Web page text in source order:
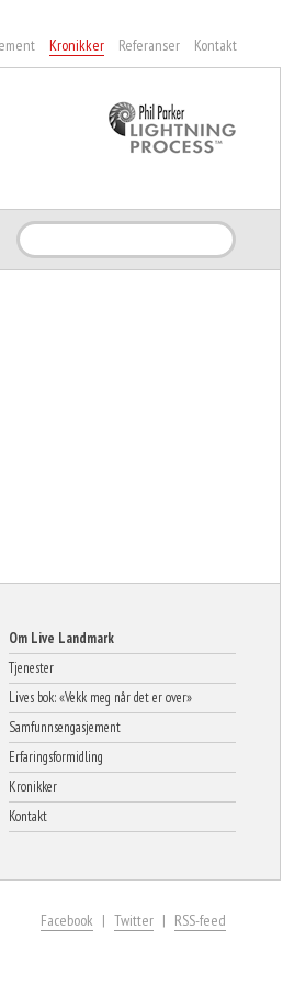
Kronikker Referanser Kontakt
Søk
Om Live Landmark
Tjenester
Lives bok: «Vekk meg når det er over»
Samfunnsengasjement
Erfaringsformidling
Kronikker
Kontakt
Facebook Twitter RSS-feed